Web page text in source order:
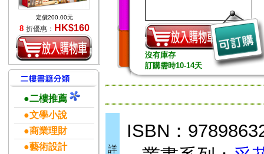
定價200.00元
8 折優惠： HK$160
●二樓推薦
●文學小說
●商業理財
●藝術設計
沒有庫存
訂購需時10-14天
詳
ISBN：